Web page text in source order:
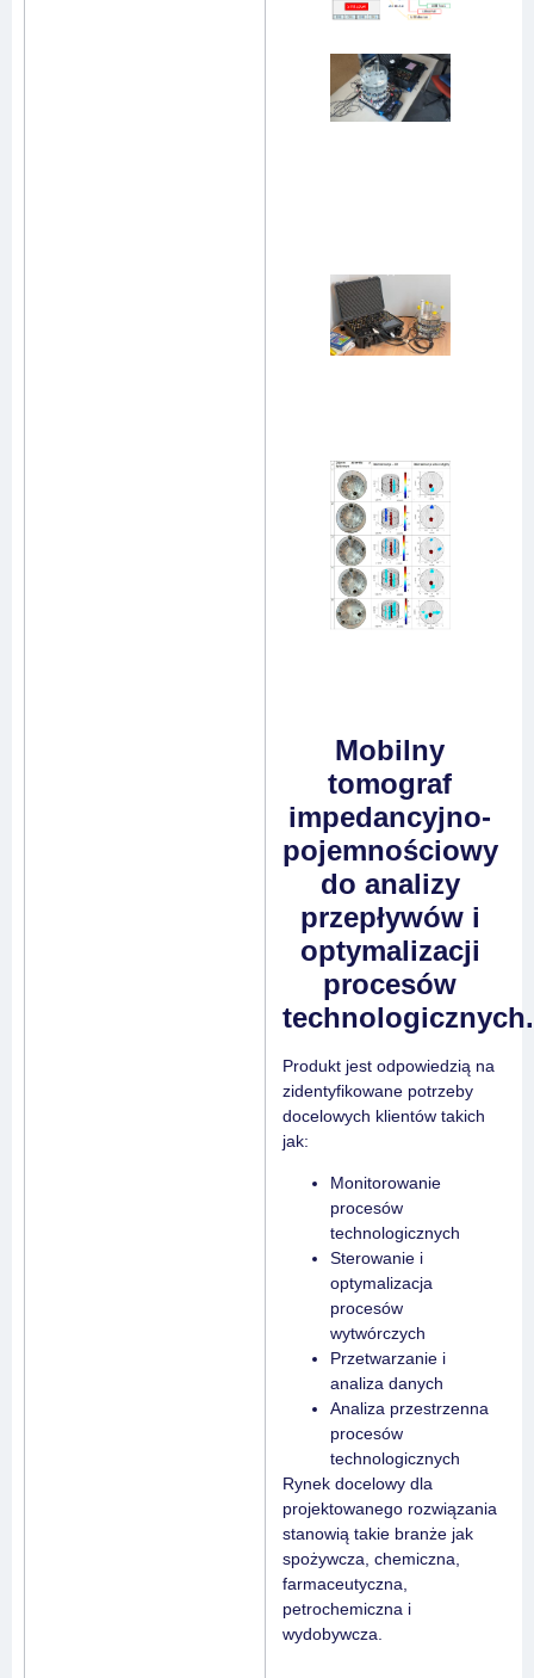
Mobilny
tomograf
impedancyjno-
pojemnościowy
do analizy
przepływów i
optymalizacji
procesów
Produkt jest odpowiedzią na
zidentyfikowane potrzeby
docelowych klientów takich
jak:
Monitorowanie
procesów
technologicznych
Sterowanie i
optymalizacja
procesów
wytwórczych
Przetwarzanie i
analiza danych
Analiza przestrzenna
procesów
technologicznych
Rynek docelowy dla
projektowanego rozwiązania
stanowią takie branże jak
spożywcza, chemiczna,
farmaceutyczna,
petrochemiczna i
wydobywcza.